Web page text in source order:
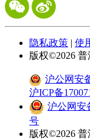
隐私政策 | 使
版权©2026 普
沪公网安
沪ICP备
沪公网安
号
版权©2026 普